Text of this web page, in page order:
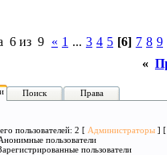
6 из 9 « 1 ... 3 4 5 [6] 7 8 9
«
Поиск Права
пользователей: 2 [ Администраторы ]
пользователи
пользователи